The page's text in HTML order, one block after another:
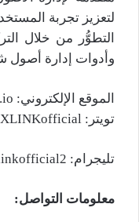
التطوُّر من خلال
وأدوات إدارة أصول
الموقع الإلكتروني: https://uxlink.io/
تويتر: https://twitter.com/UXLINKofficial
تليجرام: https://t.me/uxlinkofficial2
معلومات التواصل: